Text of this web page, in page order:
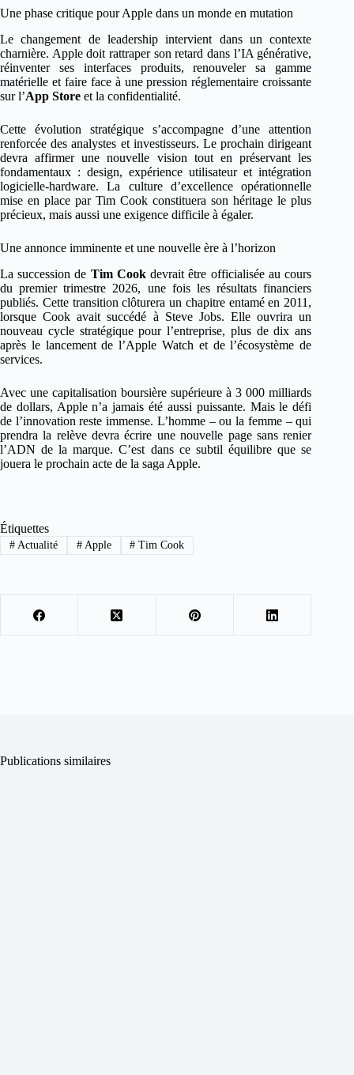
Une phase critique pour Apple dans un monde en mutation
Le changement de leadership intervient dans un contexte
charnière. Apple doit rattraper son retard dans l’IA générative,
réinventer ses interfaces produits, renouveler sa gamme
matérielle et faire face à une pression réglementaire croissante
sur l’App Store et la confidentialité.
Cette évolution stratégique s’accompagne d’une attention
renforcée des analystes et investisseurs. Le prochain dirigeant
devra affirmer une nouvelle vision tout en préservant les
fondamentaux : design, expérience utilisateur et intégration
logicielle-hardware. La culture d’excellence opérationnelle
mise en place par Tim Cook constituera son héritage le plus
précieux, mais aussi une exigence difficile à égaler.
Une annonce imminente et une nouvelle ère à l’horizon
La succession de Tim Cook devrait être officialisée au cours
du premier trimestre 2026, une fois les résultats financiers
publiés. Cette transition clôturera un chapitre entamé en 2011,
lorsque Cook avait succédé à Steve Jobs. Elle ouvrira un
nouveau cycle stratégique pour l’entreprise, plus de dix ans
après le lancement de l’Apple Watch et de l’écosystème de
services.
Avec une capitalisation boursière supérieure à 3 000 milliards
de dollars, Apple n’a jamais été aussi puissante. Mais le défi
de l’innovation reste immense. L’homme – ou la femme – qui
prendra la relève devra écrire une nouvelle page sans renier
l’ADN de la marque. C’est dans ce subtil équilibre que se
jouera le prochain acte de la saga Apple.
Étiquettes
#Actualité #Apple # Tim Cook
Publications similaires